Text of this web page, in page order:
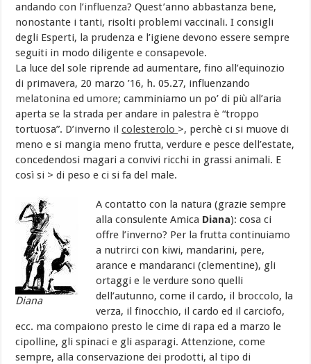
andando con l’influenza? Quest’anno abbastanza bene,
nonostante i tanti, risolti problemi vaccinali. I consigli
degli Esperti, la prudenza e l’igiene devono essere sempre
seguiti in modo diligente e consapevole.
La luce del sole riprende ad aumentare, fino all’equinozio
di primavera, 20 marzo ’16, h. 05.27, influenzando
melatoninaedumore; camminiamo un po’ di più all’aria
aperta se la strada per andare in palestra è “troppo
tortuosa”. D’inverno ilcolesterolo >, perchè ci si muove di
meno e si mangia meno frutta, verdure e pesce dell’estate,
concedendosi magari a convivi ricchi in grassi animali. E
così si > di peso e ci si fa del male.
Diana
A contatto con la natura (grazie sempre
alla consulente Amica Diana): cosa ci
offre l’inverno? Per la frutta continuiamo
a nutrirci con kiwi, mandarini, pere,
arance e mandaranci (clementine), gli
ortaggi e le verdure sono quelli
dell’autunno, come il cardo, il broccolo, la
verza, il finocchio, il cardo ed il carciofo,
ecc. ma compaiono presto le cime di rapa ed a marzo le
cipolline, gli spinaci e gli asparagi. Attenzione, come
sempre, alla conservazione dei prodotti, al tipo di